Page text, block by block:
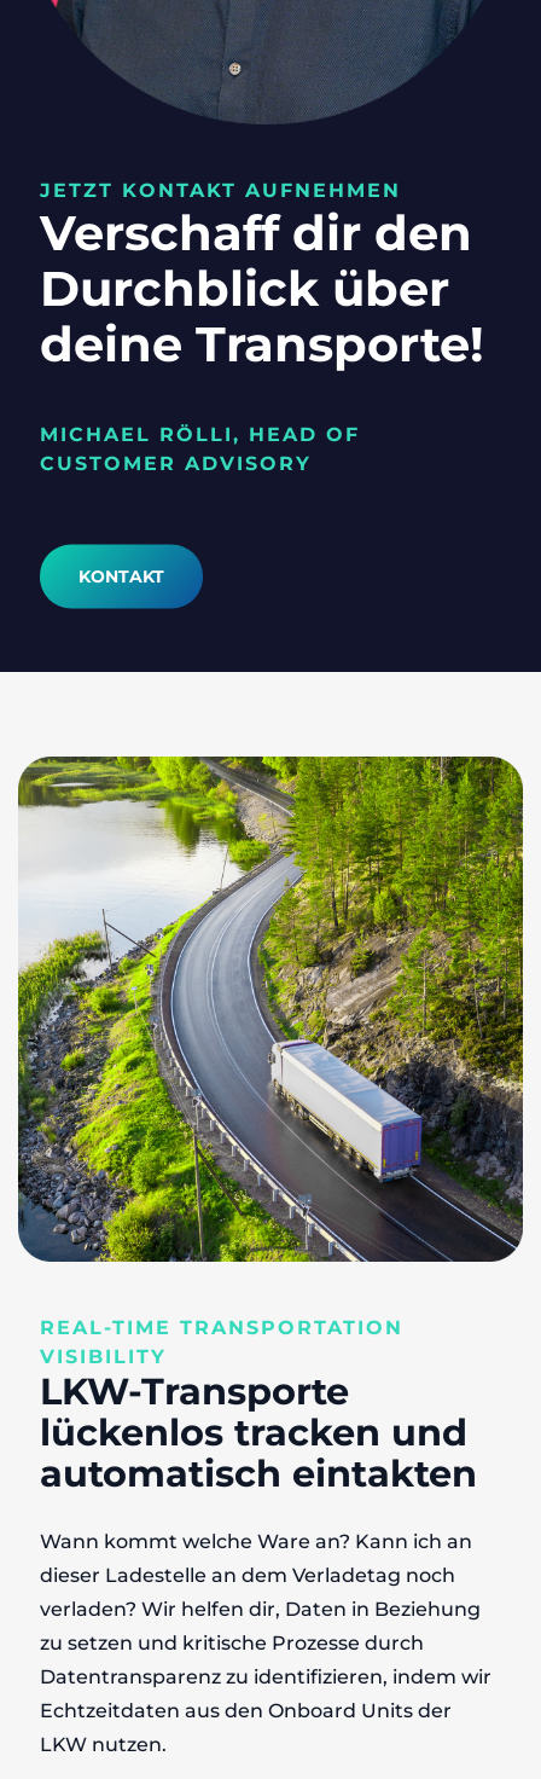
JETZT KONTAKT AUFNEHMEN
Verschaff dir den
Durchblick über
deine Transporte!
MICHAEL RÖLLI, HEAD OF
CUSTOMER ADVISORY
KONTAKT
REAL-TIME TRANSPORTATION
VISIBILITY
LKW-Transporte
lückenlos tracken und
automatisch eintakten
Wann kommt welche Ware an? Kann ich an
dieser Ladestelle an dem Verladetag noch
verladen? Wir helfen dir, Daten in Beziehung
zu setzen und kritische Prozesse durch
Datentransparenz zu identifizieren, indem wir
Echtzeitdaten aus den Onboard Units der
LKW nutzen.